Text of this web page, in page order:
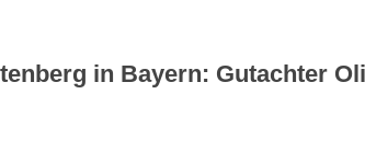
in Bayern: Gutachter